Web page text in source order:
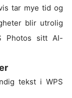
tar mye tid og
blir utrolig
Photos sitt AI-
tekst i WPS